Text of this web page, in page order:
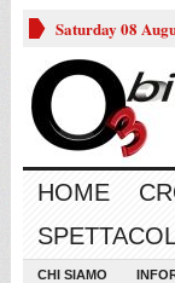
Saturday 08
HOME
CHI SIAMO